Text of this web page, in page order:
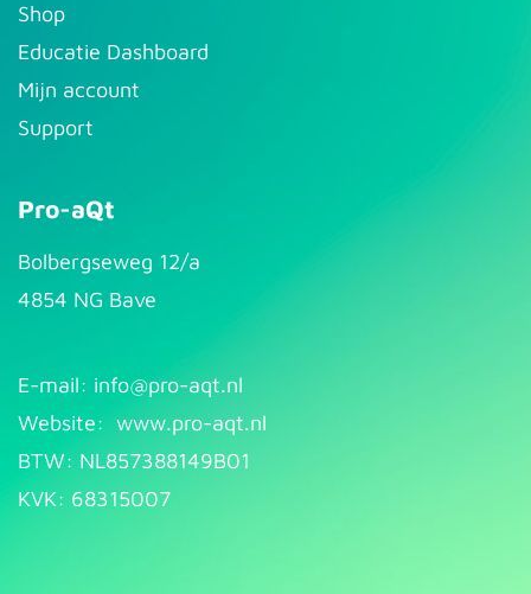
S​hop
Educatie Dashboard
Mijn account
Support
Pro-aQt
Bolbergseweg 12/a
4854 NG Bave
E-mail: info@pr​o-aqt.nl
Website: www.pro-aqt.nl
BTW: NL857388149B01
KVK: 68315007